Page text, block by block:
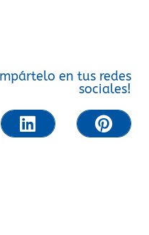
en tus redes
sociales!